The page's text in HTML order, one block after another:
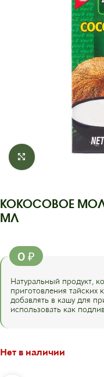
Click to enlarge
КОКОСОВОЕ
МЛ
0 ₽
Натуральный продукт,
приготовления тайских
добавлять в кашу для
использовать как
Нет в наличии